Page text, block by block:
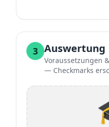
3 Auswertung
Voraussetzungen
— Checkmarks